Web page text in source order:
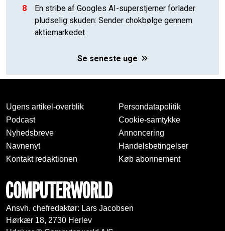
8
En stribe af Googles AI-superstjerner forlader
pludselig skuden: Sender chokbølge gennem
aktiemarkedet
Se seneste uge
Ugens artikel-overblik
Podcast
Nyhedsbreve
Navnenyt
Kontakt redaktionen
Persondatapolitik
Cookie-samtykke
Annoncering
Handelsbetingelser
Køb abonnement
Ansvh. chefredaktør: Lars Jacobsen
Hørkær 18, 2730 Herlev